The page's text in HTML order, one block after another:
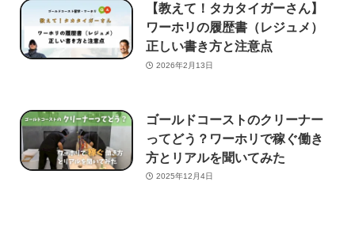
【教えて！タカタイガーさん】
ワーホリの履歴書（レジュメ）
正しい書き方と注意点
2026年2月13日
ゴールドコーストのクリーナー
ってどう？ワーホリで稼ぐ働き
方とリアルを聞いてみた
2025年12月4日